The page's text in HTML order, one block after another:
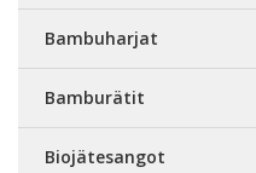
Bambuharjat
Bamburätit
Biojätesangot